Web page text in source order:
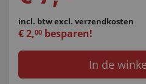
incl. btwexcl. verzendkosten
€2,00 besparen!
In de